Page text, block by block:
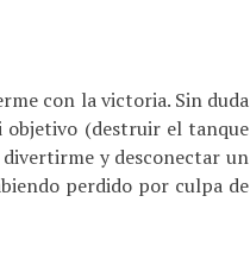
con la victoria. Sin duda
objetivo (destruir el tanque
y desconectar un
perdido por culpa de